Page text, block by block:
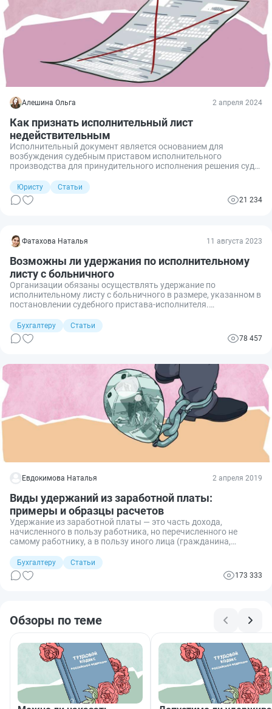
Алешина Ольга 2 апреля 2024
Как признать исполнительный лист
недействительным
Исполнительный документ является основанием для
возбуждения судебным приставом исполнительного
производства для принудительного исполнения решения суда.
невозможным его использование в рамках закона,
вследствие чего требуется произвести его отмену. Разберемся,
как признать исполнительный лист недействительным.
Юристу
Статьи
21 234
Фатахова Наталья 11 августа 2023
Возможны ли удержания по исполнительному
листу с больничного
Организации обязаны осуществлять удержание по
исполнительному листу с больничного в размере, указанном в
постановлении судебного пристава-исполнителя.
Бухгалтеру
Статьи
78 457
Евдокимова Наталья 2 апреля 2019
Виды удержаний из заработной платы:
примеры и образцы расчетов
Удержание из заработной платы — это часть дохода,
начисленного в пользу работника, но перечисленного не
самому работнику, а в пользу иного лица (гражданина,
изъятий регламентирован на законодательном уровне. В
статье расскажем об основных видах удержаний из
заработной платы.
Бухгалтеру
Статьи
173 333
Обзоры по теме